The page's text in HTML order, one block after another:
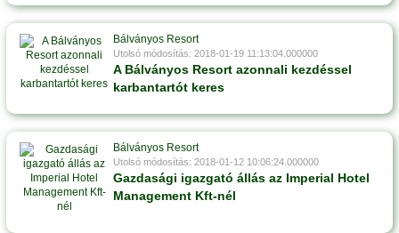
Bálványos Resort
Utolsó módosítás: 2018-01-19 11:13:04.000000
A Bálványos Resort azonnali kezdéssel
karbantartót keres
Bálványos Resort
Utolsó módosítás: 2018-01-12 10:06:24.000000
Gazdasági igazgató állás az Imperial Hotel
Management Kft-nél